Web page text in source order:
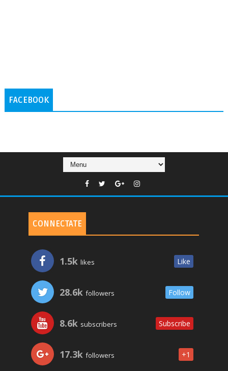
FACEBOOK
CONNECTATE
1.5k likes Like
28.6k followers Follow
8.6k subscribers Subscribe
17.3k followers +1